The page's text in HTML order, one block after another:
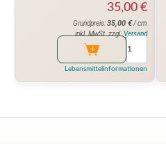
35,00 €
Grundpreis:35,00 €/ cm
inkl. MwSt. zzgl. Versand
Lebensmittelinformationen